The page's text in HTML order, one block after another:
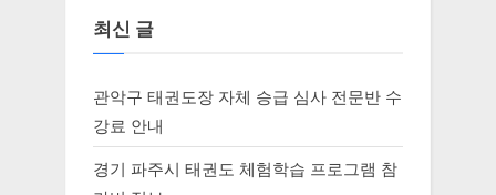
최신 글
관악구 태권도장 자체 승급 심사 전문반 수
강료 안내
경기 파주시 태권도 체험학습 프로그램 참